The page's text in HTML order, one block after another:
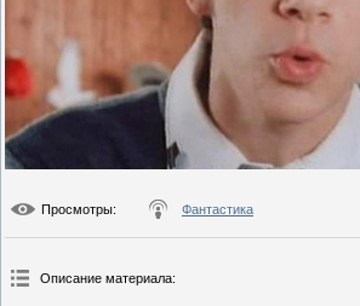
Просмотры: Фантастика
Описание материала: